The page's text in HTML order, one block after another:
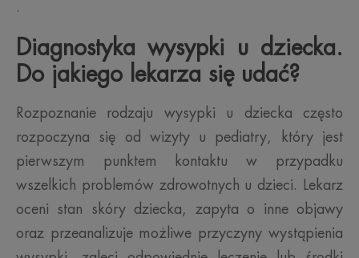
.
Diagnostyka wysypki u dziecka.
Do jakiego lekarza się udać?
Rozpoznanie rodzaju wysypki u dziecka często
rozpoczyna się od wizyty u pediatry, który jest
pierwszym punktem kontaktu w przypadku
wszelkich problemów zdrowotnych u dzieci. Lekarz
oceni stan skóry dziecka, zapyta o inne objawy
oraz przeanalizuje możliwe przyczyny wystąpienia